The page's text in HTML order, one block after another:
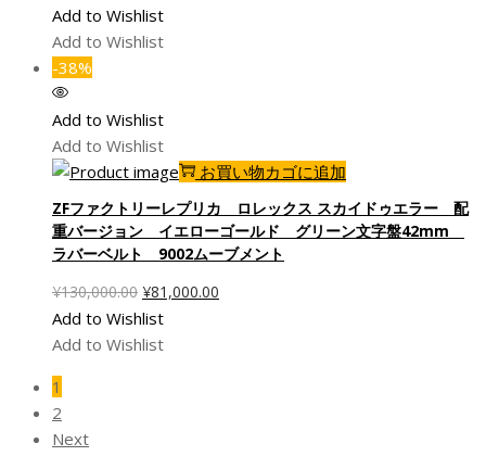
の
価
¥130,000.00
で
し
で
Add to Wishlist
Add to Wishlist
-38%
Add to Wishlist
Add to Wishlist
お買い物カゴに追加
ZFファクトリーレプリカ ロレックス スカイドゥエラー 配
重バージョン イエローゴールド グリーン文字盤42mm
ラバーベルト 9002ムーブメント
¥130,000.00 元
の
価
¥81,000.00
Add to Wishlist
Add to Wishlist
1
2
Next